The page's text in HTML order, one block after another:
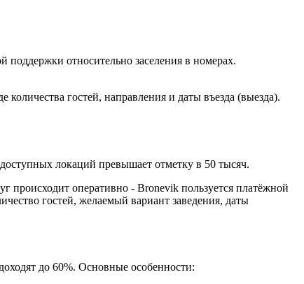
поддержки относительно заселения в номерах.
гостей, направления и даты въезда (выезда).
локаций превышает отметку в 50 тысяч.
происходит оперативно - Bronevik пользуется платёжной
гостей, желаемый вариант заведения, даты
до 60%. Основные особенности: